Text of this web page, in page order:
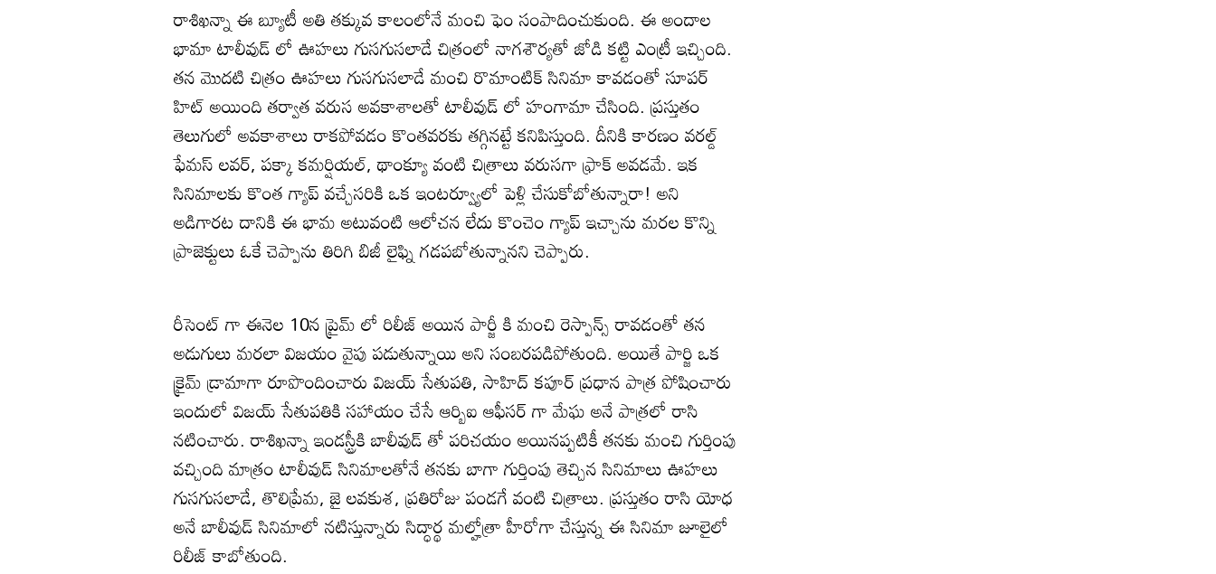
రాశిఖన్నా ఈ బ్యూటీ అతి తక్కువ కాలంలోనే మంచి ఫెం సంపాదించుకుంది. ఈ అందాల
భామా టాలీవుడ్ లో ఊహలు గుసగుసలాడే చిత్రంలో నాగశౌర్యతో జోడి కట్టి ఎంట్రీ ఇచ్చింది.
తన మొదటి చిత్రం ఊహలు గుసగుసలాడే మంచి రొమాంటిక్ సినిమా కావడంతో సూపర్
హిట్ అయింది తర్వాత వరుస అవకాశాలతో టాలీవుడ్ లో హంగామా చేసింది. ప్రస్తుతం
తెలుగులో అవకాశాలు రాకపోవడం కొంతవరకు తగ్గినట్టే కనిపిస్తుంది. దీనికి కారణం వరల్డ్
ఫేమస్ లవర్, పక్కా కమర్షియల్, థాంక్యూ వంటి చిత్రాలు వరుసగా ఫ్రాక్ అవడమే. ఇక
సినిమాలకు కొంత గ్యాప్ వచ్చేసరికి ఒక ఇంటర్వ్యూలో పెళ్లి చేసుకోబోతున్నారా! అని
అడిగారట దానికి ఈ భామ అటువంటి ఆలోచన లేదు కొంచెం గ్యాప్ ఇచ్చాను మరల కొన్ని
ప్రాజెక్టులు ఓకే చెప్పాను తిరిగి బిజీ లైఫ్ని గడపబోతున్నానని చెప్పారు.
రీసెంట్ గా ఈనెల 10న ప్రైమ్ లో రిలీజ్ అయిన పార్జీ కి మంచి రెస్పాన్స్ రావడంతో తన
అడుగులు మరలా విజయం వైపు పడుతున్నాయి అని సంబరపడిపోతుంది. అయితే పార్జి ఒక
క్రైమ్ డ్రామాగా రూపొందించారు విజయ్ సేతుపతి, సాహిద్ కపూర్ ప్రధాన పాత్ర పోషించారు
ఇందులో విజయ్ సేతుపతికి సహాయం చేసే ఆర్బిఐ ఆఫీసర్ గా మేఘ అనే పాత్రలో రాసి
నటించారు. రాశిఖన్నా ఇండస్ట్రీకి బాలీవుడ్ తో పరిచయం అయినప్పటికీ తనకు మంచి గుర్తింపు
వచ్చింది మాత్రం టాలీవుడ్ సినిమాలతోనే తనకు బాగా గుర్తింపు తెచ్చిన సినిమాలు ఊహలు
గుసగుసలాడే, తొలిప్రేమ, జై లవకుశ, ప్రతిరోజు పండగే వంటి చిత్రాలు. ప్రస్తుతం రాసి యోధ
అనే బాలీవుడ్ సినిమాలో నటిస్తున్నారు సిద్ధార్థ మల్హోత్రా హీరోగా చేస్తున్న ఈ సినిమా జూలైలో
రిలీజ్ కాబోతుంది.